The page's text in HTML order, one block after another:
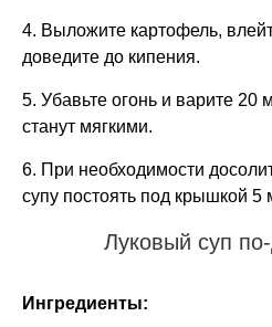
4. Выложите картофель,
доведите до кипения.
5. Убавьте огонь и варите 20
станут мягкими.
6. При необходимости
супу постоять под крышкой 5
Луковый суп
Ингредиенты: